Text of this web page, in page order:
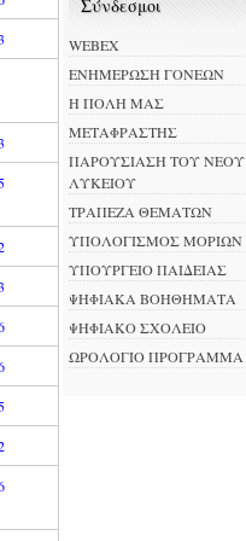
Σύνδεσμοι
WEBEX
ΕΝΗΜΕΡΩΣΗ ΓΟΝΕΩΝ
Η ΠΟΛΗ ΜΑΣ
ΜΕΤΑΦΡΑΣΤΗΣ
ΠΑΡΟΥΣΙΑΣΗ ΤΟΥ ΝΕΟΥ
ΛΥΚΕΙΟΥ
ΤΡΑΠΕΖΑ ΘΕΜΑΤΩΝ
ΥΠΟΛΟΓΙΣΜΟΣ ΜΟΡΙΩΝ
ΥΠΟΥΡΓΕΙΟ ΠΑΙΔΕΙΑΣ
ΨΗΦΙΑΚΑ ΒΟΗΘΗΜΑΤΑ
ΨΗΦΙΑΚΟ ΣΧΟΛΕΙΟ
ΩΡΟΛΟΓΙΟ ΠΡΟΓΡΑΜΜΑ